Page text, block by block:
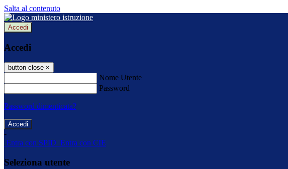
Salta al contenuto
Accedi
Accedi
button close ×
Nome Utente
Password
Password dimenticata?
-
Entra con SPID Entra con CIE
Seleziona utente